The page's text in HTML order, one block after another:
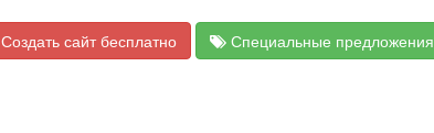
Создать сайт бесплатно Специальные предложения